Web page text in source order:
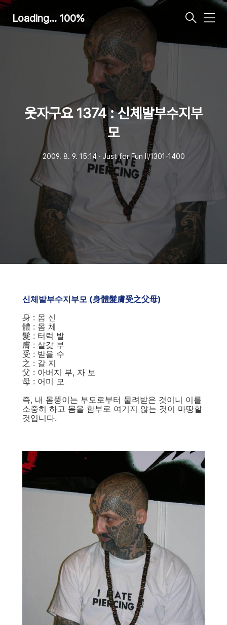
Loading... 100%
메
웃자구요 1374 : 신체발부수지부
모
2009. 8. 9. 15:14ㆍ Just for Fun Ⅱ/1301-1400
신체발부수지부모 (身體髮膚受之父母)
身 : 몸 신
體 : 몸 체
髮 : 터럭 발
膚 : 살갗 부
受 : 받을 수
之 : 갈 지
父 : 아버지 부, 자 보
母 : 어미 모
즉, 내 몸뚱이는 부모로부터 물려받은 것이니 이를
소중히 하고 몸을 함부로 여기지 않는 것이 마땅할
것입니다.